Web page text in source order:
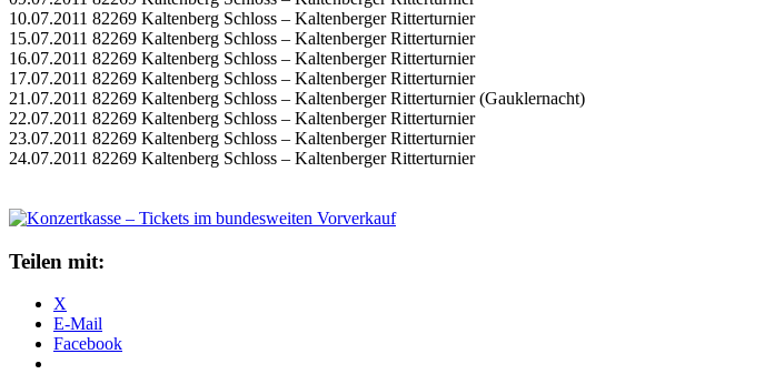
10.07.2011 82269 Kaltenberg Schloss – Kaltenberger Ritterturnier
15.07.2011 82269 Kaltenberg Schloss – Kaltenberger Ritterturnier
16.07.2011 82269 Kaltenberg Schloss – Kaltenberger Ritterturnier
17.07.2011 82269 Kaltenberg Schloss – Kaltenberger Ritterturnier
21.07.2011 82269 Kaltenberg Schloss – Kaltenberger Ritterturnier (Gauklernacht)
22.07.2011 82269 Kaltenberg Schloss – Kaltenberger Ritterturnier
23.07.2011 82269 Kaltenberg Schloss – Kaltenberger Ritterturnier
24.07.2011 82269 Kaltenberg Schloss – Kaltenberger Ritterturnier
Teilen mit:
X
E-Mail
Facebook